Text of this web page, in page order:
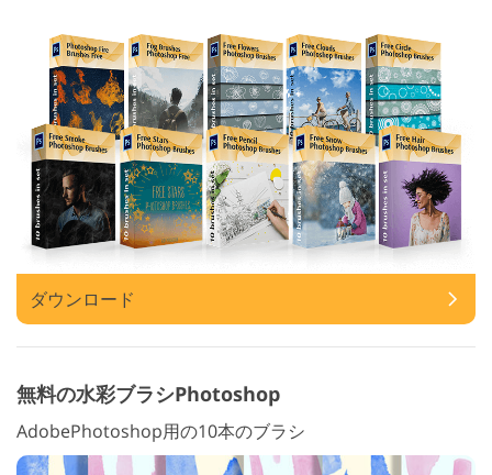
ダウンロード
無料の水彩ブラシPhotoshop
AdobePhotoshop用の10本のブラシ